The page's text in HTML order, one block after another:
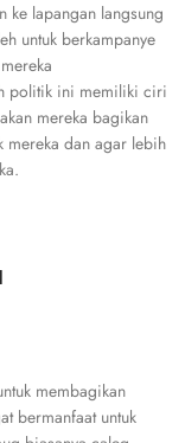
ke lapangan langsung
untuk berkampanye
politik ini memiliki ciri
mereka bagikan
mereka dan agar lebih
membagikan
bermanfaat untuk